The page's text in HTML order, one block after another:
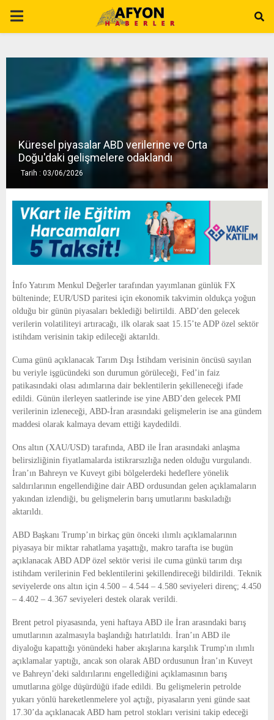
P
M
A
E
N
Küresel piyasalar ABD verilerine ve Orta
Doğu'daki gelişmelere odaklandı
Tarih : 03/06/2026
İnfo Yatırım Menkul Değerler tarafından yayımlanan günlük FX
bülteninde; EUR/USD paritesi için ekonomik takvimin oldukça yoğun
olduğu bir günün piyasaları beklediği belirtildi. ABD’den gelecek
verilerin volatiliteyi artıracağı, ilk olarak saat 15.15’te ADP özel sektör
istihdam verisinin takip edileceği aktarıldı.
Cuma günü açıklanacak Tarım Dışı İstihdam verisinin öncüsü sayılan
bu veriyle işgücündeki son durumun görüleceği, Fed’in faiz
patikasındaki olası adımlarına dair beklentilerin şekilleneceği ifade
edildi. Günün ilerleyen saatlerinde ise yine ABD’den gelecek PMI
verilerinin izleneceği, ABD-İran arasındaki gelişmelerin ise ana gündem
maddesi olarak kalmaya devam ettiği kaydedildi.
Ons altın (XAU/USD) tarafında, ABD ile İran arasındaki anlaşma
belirsizliğinin fiyatlamalarda istikrarsızlığa neden olduğu vurgulandı.
İran’ın Bahreyn ve Kuveyt gibi bölgelerdeki hedeflere yönelik
saldırılarının engellendiğine dair ABD ordusundan gelen açıklamaların
yakından izlendiği, bu gelişmelerin barış umutlarını baskıladığı
aktarıldı.
ABD Başkanı Trump’ın birkaç gün önceki ılımlı açıklamalarının
piyasaya bir miktar rahatlama yaşattığı, makro tarafta ise bugün
açıklanacak ABD ADP özel sektör verisi ile cuma günkü tarım dışı
istihdam verilerinin Fed beklentilerini şekillendireceği bildirildi. Teknik
seviyelerde ons altın için 4.500 – 4.544 – 4.580 seviyeleri direnç; 4.450
– 4.402 – 4.367 seviyeleri destek olarak verildi.
Brent petrol piyasasında, yeni haftaya ABD ile İran arasındaki barış
umutlarının azalmasıyla başlandığı hatırlatıldı. İran’ın ABD ile
diyaloğu kapattığı yönündeki haber akışlarına karşılık Trump'ın ılımlı
açıklamalar yaptığı, ancak son olarak ABD ordusunun İran’ın Kuveyt
ve Bahreyn’deki saldırılarını engellediğini açıklamasının barış
umutlarına gölge düşürdüğü ifade edildi. Bu gelişmelerin petrolde
yukarı yönlü hareketlenmelere yol açtığı, piyasaların yeni günde saat
17.30’da açıklanacak ABD ham petrol stokları verisini takip edeceği